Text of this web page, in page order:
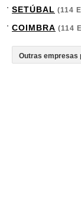
SETÚBAL (114
COIMBRA (114